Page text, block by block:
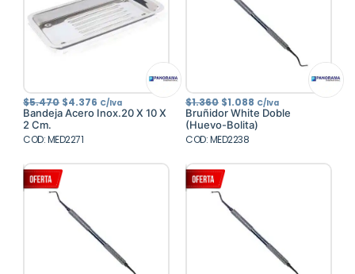
$5.470 El
precio
original
$5.470.
$4.376 El
precio
actual
C/Iva
Bandeja Acero Inox.20 X 10 X
2 Cm.
COD: MED2271
$1.360 El
precio
original
era:
$1.360.
$1.088 El
precio
actual
es:
C/Iva
Bruñidor White Doble
(Huevo-Bolita)
COD: MED2238